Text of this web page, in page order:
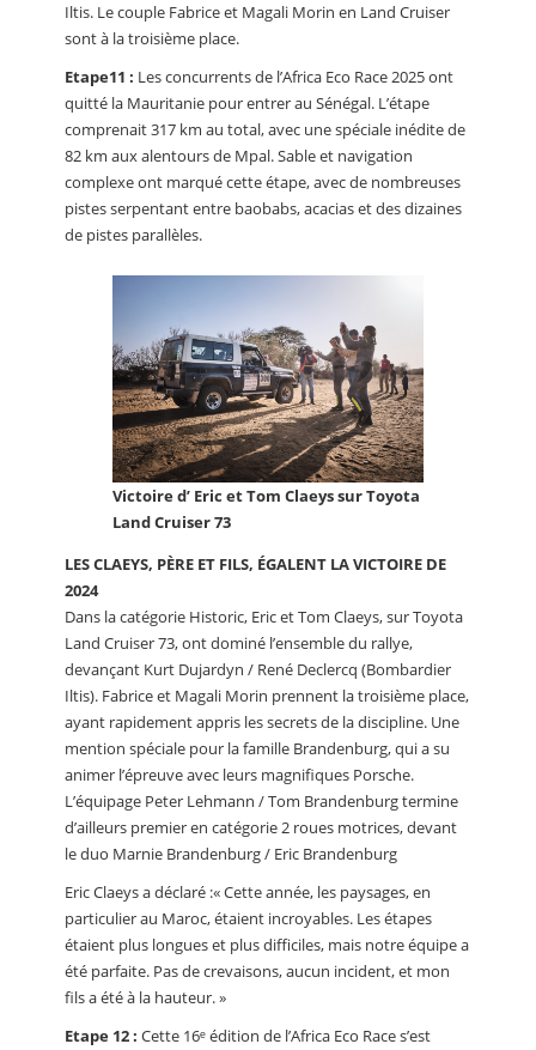
Iltis. Le couple Fabrice et Magali Morin en Land Cruiser
sont à la troisième place.
Etape11 : Les concurrents de l’Africa Eco Race 2025 ont
quitté la Mauritanie pour entrer au Sénégal. L’étape
comprenait 317 km au total, avec une spéciale inédite de
82 km aux alentours de Mpal. Sable et navigation
complexe ont marqué cette étape, avec de nombreuses
pistes serpentant entre baobabs, acacias et des dizaines
de pistes parallèles.
Victoire d’ Eric et Tom Claeys sur Toyota
Land Cruiser 73
LES CLAEYS, PÈRE ET FILS, ÉGALENT LA VICTOIRE DE
2024
Dans la catégorie Historic, Eric et Tom Claeys, sur Toyota
Land Cruiser 73, ont dominé l’ensemble du rallye,
devançant Kurt Dujardyn / René Declercq (Bombardier
Iltis). Fabrice et Magali Morin prennent la troisième place,
ayant rapidement appris les secrets de la discipline. Une
mention spéciale pour la famille Brandenburg, qui a su
animer l’épreuve avec leurs magnifiques Porsche.
L’équipage Peter Lehmann / Tom Brandenburg termine
d’ailleurs premier en catégorie 2 roues motrices, devant
le duo Marnie Brandenburg / Eric Brandenburg
Eric Claeys a déclaré :« Cette année, les paysages, en
particulier au Maroc, étaient incroyables. Les étapes
étaient plus longues et plus difficiles, mais notre équipe a
été parfaite. Pas de crevaisons, aucun incident, et mon
fils a été à la hauteur. »
Etape 12 : Cette 16ᵉ édition de l’Africa Eco Race s’est